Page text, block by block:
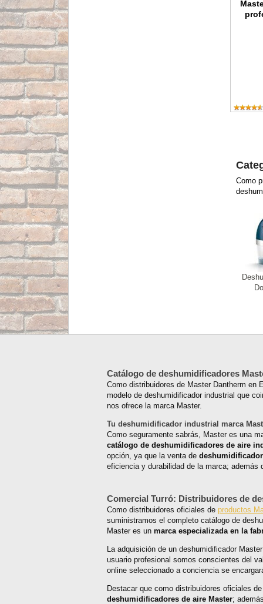
Como
Catálogo de deshumidificadores
Como distribuidores de Master Dantherm en
modelo de deshumidificador industrial que
nos ofrece la marca Master.
Tu deshumidificador industrial marca
Como seguramente sabrás, Master es una
catálogo de deshumidificadores de aire
opción, ya que la venta de
eficiencia y durabilidad de la marca; además
Comercial Turró: Distribuidores de
Como distribuidores oficiales de productos
suministramos el completo catálogo de
Master es un marca especializada en la
La adquisición de un deshumidificador
usuario profesional somos conscientes del
online seleccionado a conciencia se
Destacar que como distribuidores oficiales
deshumidificadores de aire Master;